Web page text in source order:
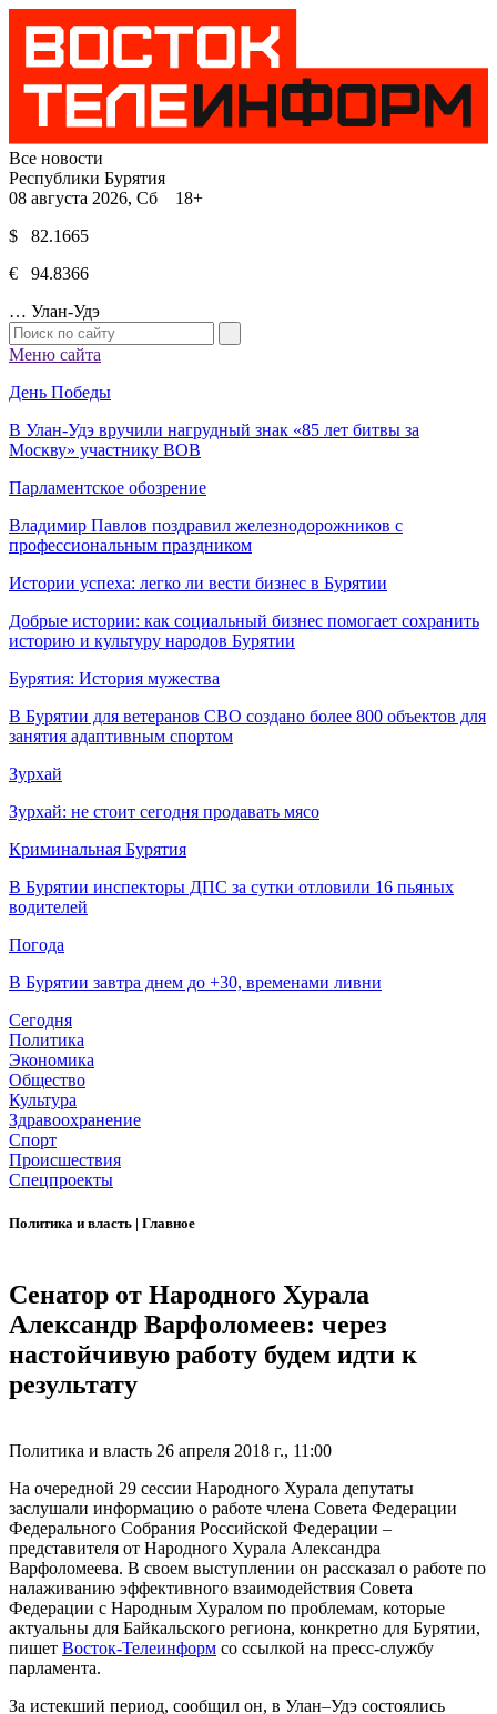
Все новости
Республики Бурятия
08 августа 2026, Сб 18+
$ 82.1665
€ 94.8366
… Улан-Удэ
Меню сайта
День Победы
В Улан-Удэ вручили нагрудный знак «85 лет битвы за
Москву» участнику ВОВ
Парламентское обозрение
Владимир Павлов поздравил железнодорожников с
профессиональным праздником
Истории успеха: легко ли вести бизнес в Бурятии
Добрые истории: как социальный бизнес помогает сохранить
историю и культуру народов Бурятии
Бурятия: История мужества
В Бурятии для ветеранов СВО создано более 800 объектов для
занятия адаптивным спортом
Зурхай
Зурхай: не стоит сегодня продавать мясо
Криминальная Бурятия
В Бурятии инспекторы ДПС за сутки отловили 16 пьяных
водителей
Погода
В Бурятии завтра днем до +30, временами ливни
Сегодня
Политика
Экономика
Общество
Культура
Здравоохранение
Спорт
Происшествия
Спецпроекты
Политика и власть | Главное
Сенатор от Народного Хурала
Александр Варфоломеев: через
настойчивую работу будем идти к
результату
Политика и власть 26 апреля 2018 г., 11:00
На очередной 29 сессии Народного Хурала депутаты
заслушали информацию о работе члена Совета Федерации
Федерального Собрания Российской Федерации –
представителя от Народного Хурала Александра
Варфоломеева. В своем выступлении он рассказал о работе по
налаживанию эффективного взаимодействия Совета
Федерации с Народным Хуралом по проблемам, которые
актуальны для Байкальского региона, конкретно для Бурятии,
пишет Восток-Телеинформ со ссылкой на пресс-службу
парламента.
За истекший период, сообщил он, в Улан–Удэ состоялись